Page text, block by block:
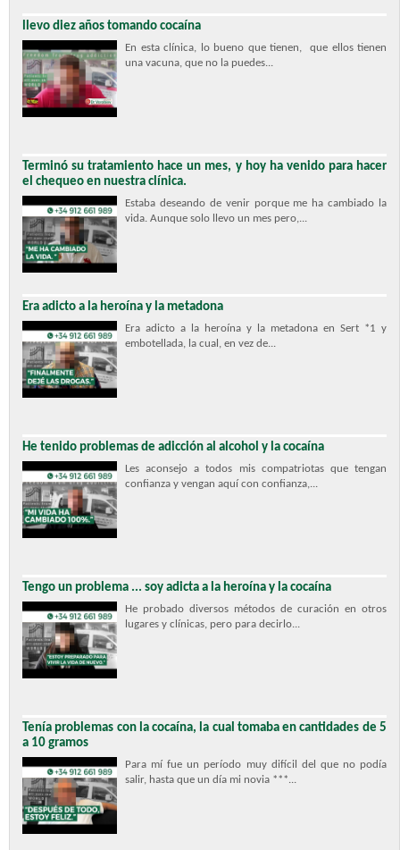
llevo diez años tomando cocaína
En esta clínica, lo bueno que tienen, que ellos tienen
una vacuna, que no la puedes...
Terminó su tratamiento hace un mes, y hoy ha venido para hacer
el chequeo en nuestra clínica.
Estaba deseando de venir porque me ha cambiado la
vida. Aunque solo llevo un mes pero,...
Era adicto a la heroína y la metadona
Era adicto a la heroína y la metadona en Sert *1 y
embotellada, la cual, en vez de...
He tenido problemas de adicción al alcohol y la cocaína
Les aconsejo a todos mis compatriotas que tengan
confianza y vengan aquí con confianza,...
Tengo un problema ... soy adicta a la heroína y la cocaína
He probado diversos métodos de curación en otros
lugares y clínicas, pero para decirlo...
Tenía problemas con la cocaína, la cual tomaba en cantidades de 5
a 10 gramos
Para mí fue un período muy difícil del que no podía
salir, hasta que un día mi novia ***...